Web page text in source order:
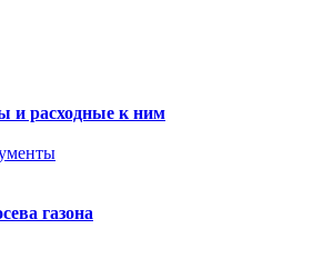
и расходные к ним
газона